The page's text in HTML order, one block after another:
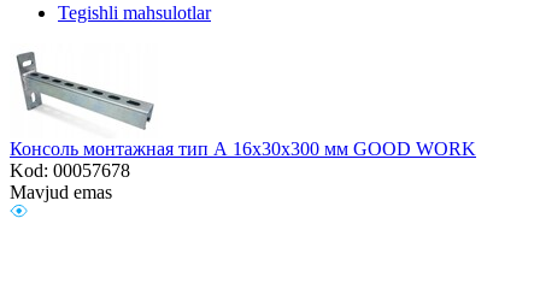
Tegishli mahsulotlar
Консоль монтажная тип А 16х30х300 мм GOOD WORK
Kod: 00057678
Mavjud emas